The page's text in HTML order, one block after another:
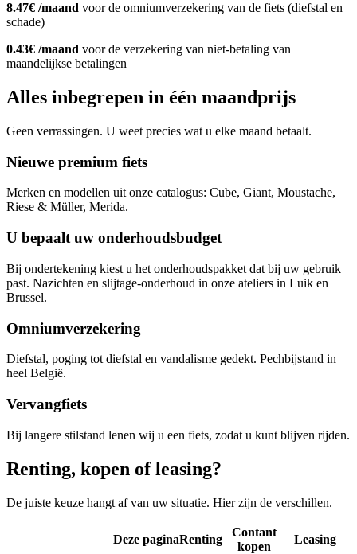
8.47€ /maand voor de omniumverzekering van de fiets (diefstal en
schade)
0.43€ /maand voor de verzekering van niet-betaling van
maandelijkse betalingen
Alles inbegrepen in één maandprijs
Geen verrassingen. U weet precies wat u elke maand betaalt.
Nieuwe premium fiets
Merken en modellen uit onze catalogus: Cube, Giant, Moustache,
Riese & Müller, Merida.
U bepaalt uw onderhoudsbudget
Bij ondertekening kiest u het onderhoudspakket dat bij uw gebruik
past. Nazichten en slijtage-onderhoud in onze ateliers in Luik en
Brussel.
Omniumverzekering
Diefstal, poging tot diefstal en vandalisme gedekt. Pechbijstand in
heel België.
Vervangfiets
Bij langere stilstand lenen wij u een fiets, zodat u kunt blijven rijden.
Renting, kopen of leasing?
De juiste keuze hangt af van uw situatie. Hier zijn de verschillen.
Deze paginaRenting
Contant
kopen
Leasing